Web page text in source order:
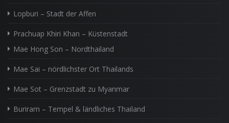
Lopburi – Stadt der Affen
Prachuap Khiri Khan – Küstenstadt
Mae Hong Son – Nordthailand
Mae Sai – nördlichster Ort Thailands
Mae Sot – Grenzstadt zu Myanmar
Buriram – Tempel & ländliches Thailand